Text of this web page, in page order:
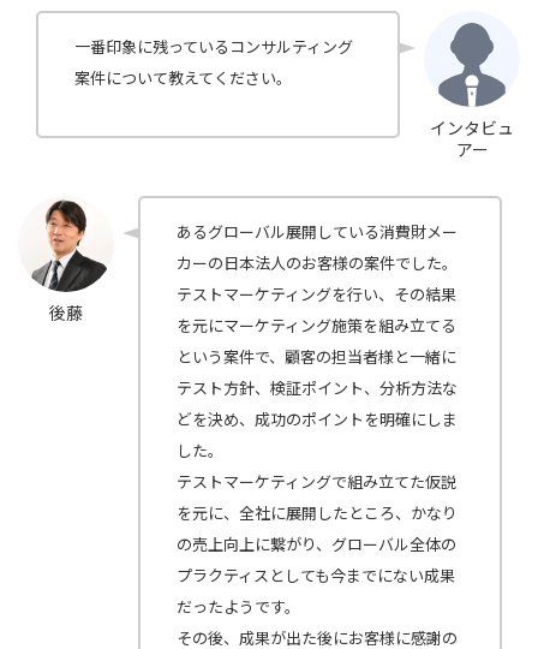
インタビュ
アー
一番印象に残っているコンサルティング
案件について教えてください。
後藤
あるグローバル展開している消費財メー
カーの日本法人のお客様の案件でした。
テストマーケティングを行い、その結果
を元にマーケティング施策を組み立てる
という案件で、顧客の担当者様と一緒に
テスト方針、検証ポイント、分析方法な
どを決め、成功のポイントを明確にしま
した。
テストマーケティングで組み立てた仮説
を元に、全社に展開したところ、かなり
の売上向上に繋がり、グローバル全体の
プラクティスとしても今までにない成果
だったようです。
その後、成果が出た後にお客様に感謝の